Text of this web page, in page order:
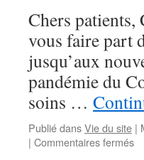
Chers patients,
vous faire part
jusqu’aux
pandémie du
soins …
Publié dansVie du site |
| Commentaires ferméssur